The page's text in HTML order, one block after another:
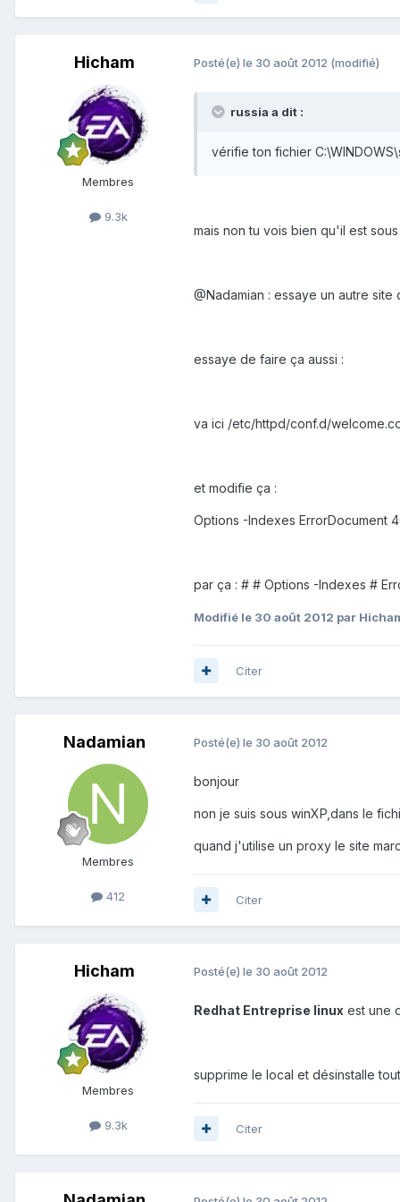
Hicham
Membres
9.3k
Posté(e) le 30 août 2012 (modifié)
russia a dit :
vérifie ton fichier
mais non tu vois bien qu'il est
@Nadamian : essaye un autre
essaye de faire ça aussi :
va ici /etc/httpd/conf.d/
et modifie ça :
Options -Indexes ErrorDocument
par ça : # # Options -Indexes #
Modifié le 30 août 2012 par
Citer
Nadamian
Membres
412
Posté(e) le 30 août 2012
bonjour
non je suis sous winXP,dans le
quand j'utilise un proxy le site
Citer
Hicham
Membres
9.3k
Posté(e) le 30 août 2012
Redhat Entreprise linux est une
supprime le local et désinstalle
Citer